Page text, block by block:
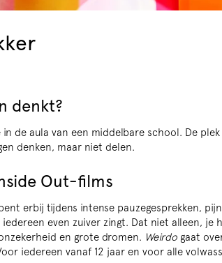
denkt?
in de aula van een middelbare school. De
denken, maar niet delen.
Out-films
erbij tijdens intense pauzegesprekken,
even zuiver zingt. Dat niet alleen, je
en grote dromen. Weirdo gaat
iedereen vanaf 12 jaar en voor alle